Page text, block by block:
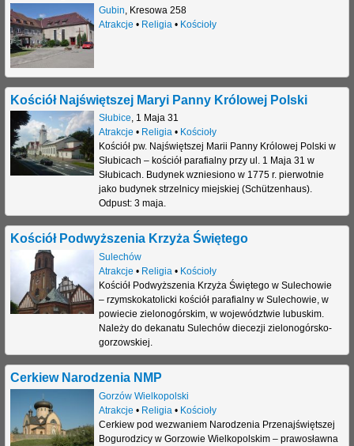
Gubin, Kresowa 258
Atrakcje • Religia• Kościoły
Kościół Najświętszej Maryi Panny Królowej Polski
Słubice, 1 Maja 31
Atrakcje • Religia• Kościoły
Kościół pw. Najświętszej Marii Panny Królowej Polski w
Słubicach – kościół parafialny przy ul. 1 Maja 31 w
Słubicach. Budynek wzniesiono w 1775 r. pierwotnie
jako budynek strzelnicy miejskiej (Schützenhaus).
Odpust: 3 maja.
Kościół Podwyższenia Krzyża Świętego
Sulechów
Atrakcje • Religia• Kościoły
Kościół Podwyższenia Krzyża Świętego w Sulechowie
– rzymskokatolicki kościół parafialny w Sulechowie, w
powiecie zielonogórskim, w województwie lubuskim.
Należy do dekanatu Sulechów diecezji zielonogórsko-
gorzowskiej.
Cerkiew Narodzenia NMP
Gorzów Wielkopolski
Atrakcje • Religia• Kościoły
Cerkiew pod wezwaniem Narodzenia Przenajświętszej
Bogurodzicy w Gorzowie Wielkopolskim – prawosławna